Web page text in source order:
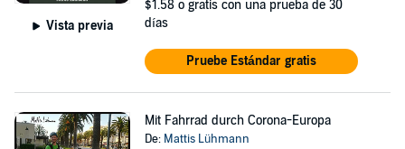
Vista previa
$1.58 o gratis con una prueba de 30
días
Pruebe Estándar gratis
Mit Fahrrad durch Corona-Europa
De: Mattis Lühmann